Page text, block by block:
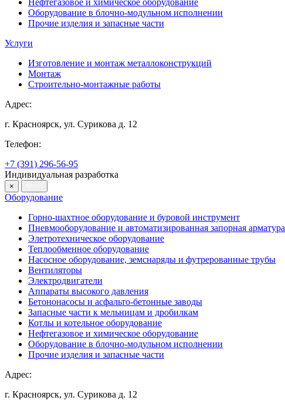
Нефтегазовое и химическое оборудование
Оборудование в блочно-модульном исполнении
Прочие изделия и запасные части
Услуги
Изготовление и монтаж металлоконструкций
Монтаж
Строительно-монтажные работы
Адрес:
г. Красноярск, ул. Сурикова д. 12
Телефон:
+7 (391) 296-56-95
Индивидуальная разработка
×
Оборудование
Горно-шахтное оборудование и буровой инструмент
Пневмооборудование и автоматизированная запорная арматура
Элетротехническое оборудование
Теплообменное оборудование
Насосное оборудование, земснаряды и футрерованные трубы
Вентиляторы
Электродвигатели
Аппараты высокого давления
Бетононасосы и асфальто-бетонные заводы
Запасные части к мельницам и дробилкам
Котлы и котельное оборудование
Нефтегазовое и химическое оборудование
Оборудование в блочно-модульном исполнении
Прочие изделия и запасные части
Адрес:
г. Красноярск, ул. Сурикова д. 12